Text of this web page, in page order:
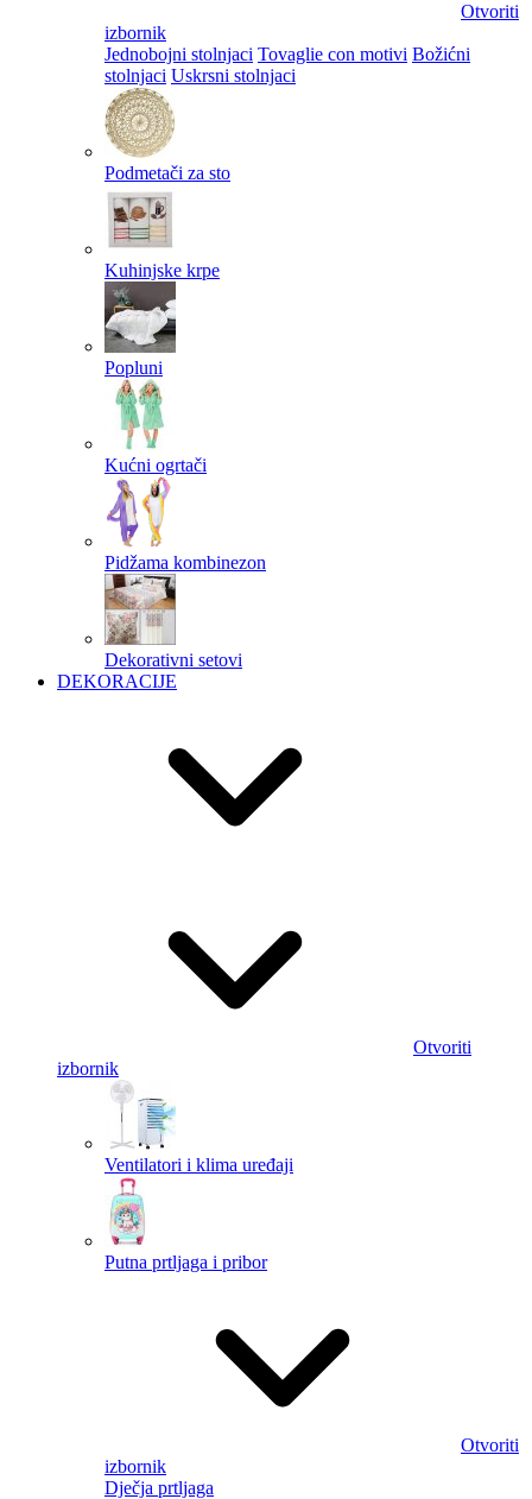
Otvoriti
izbornik
Jednobojni stolnjaci Tovaglie con motivi Božićni
stolnjaci Uskrsni stolnjaci
Podmetači za sto
Kuhinjske krpe
Popluni
Kućni ogrtači
Pidžama kombinezon
Dekorativni setovi
DEKORACIJE
Otvoriti
izbornik
Ventilatori i klima uređaji
Putna prtljaga i pribor
Otvoriti
izbornik
Dječja prtljaga